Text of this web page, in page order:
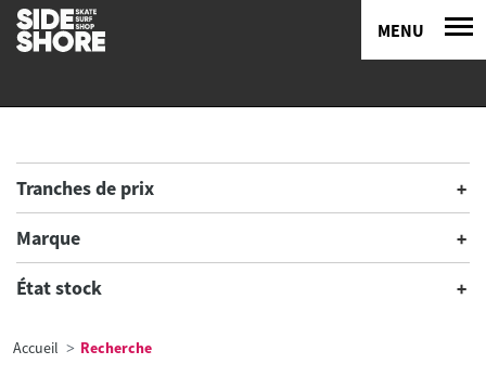
MENU
Tranches de prix
Marque
État stock
Accueil Recherche